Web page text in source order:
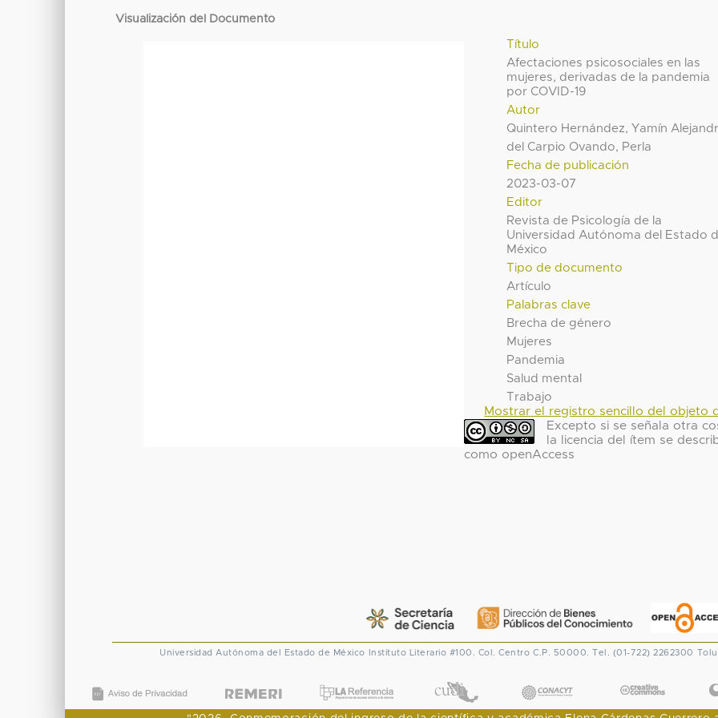
Visualización del Documento
Título
Afectaciones psicosociales en las
mujeres, derivadas de la pandemia
por COVID-19
Autor
Quintero Hernández, Yamín
del Carpio Ovando, Perla
Fecha de publicación
2023-03-07
Editor
Revista de Psicología de la
Universidad Autónoma del Estado
México
Tipo de documento
Artículo
Palabras clave
Brecha de género
Mujeres
Pandemia
Salud mental
Trabajo
Mostrar el registro sencillo del objeto
Excepto si se señala otra
la licencia del ítem se
como openAccess
Universidad Autónoma del Estado de México Instituto Literario #100. Col. Centro C.P. 50000. Tel. (01-722) 2262300